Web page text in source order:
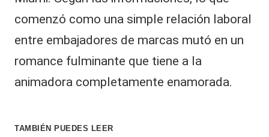
comenzó como una simple relación laboral
entre embajadores de marcas mutó en un
romance fulminante que tiene a la
animadora completamente enamorada.
TAMBIÉN PUEDES LEER